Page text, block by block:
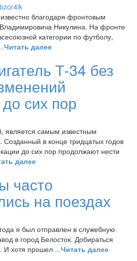
благодаря фронтовым
Никулина. На фронте
категории по футболу,
Читать далее
Т-34 без
сих пор
является самым известным
в конце тридцатых годов
до сих пор продолжают нести
далее
часто
на поездах
я был отправлен в служебную
в город Белосток. Добираться
И хотя прошел ...Читать далее